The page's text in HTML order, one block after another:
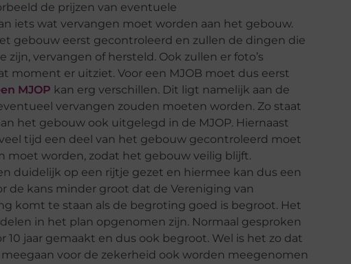
de prijzen van eventuele
iets wat vervangen moet worden aan het gebouw.
gebouw eerst gecontroleerd en zullen de dingen die
vervangen of hersteld. Ook zullen er foto’s
moment er uitziet. Voor een MJOB moet dus eerst
MJOP kan erg verschillen. Dit ligt namelijk aan de
vervangen zouden moeten worden. Zo staat
het gebouw ook uitgelegd in de MJOP. Hiernaast
tijd een deel van het gebouw gecontroleerd moet
moet worden, zodat het gebouw veilig blijft.
duidelijk op een rijtje gezet en hiermee kan dus een
de kans minder groot dat de Vereniging van
komt te staan als de begroting goed is begroot. Het
in het plan opgenomen zijn. Normaal gesproken
jaar gemaakt en dus ook begroot. Wel is het zo dat
voor de zekerheid ook worden meegenomen